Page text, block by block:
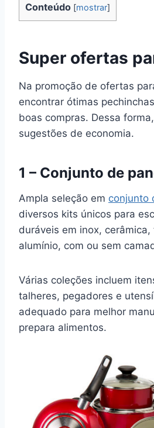
Conteúdo [mostrar]
Super ofertas
Na promoção de ofertas
encontrar ótimas
boas compras. Dessa
sugestões de economia.
1 – Conjunto de
Ampla seleção em conjunto
diversos kits únicos para
duráveis em inox,
alumínio, com ou sem
Várias coleções incluem
talheres, pegadores e
adequado para melhor
prepara alimentos.